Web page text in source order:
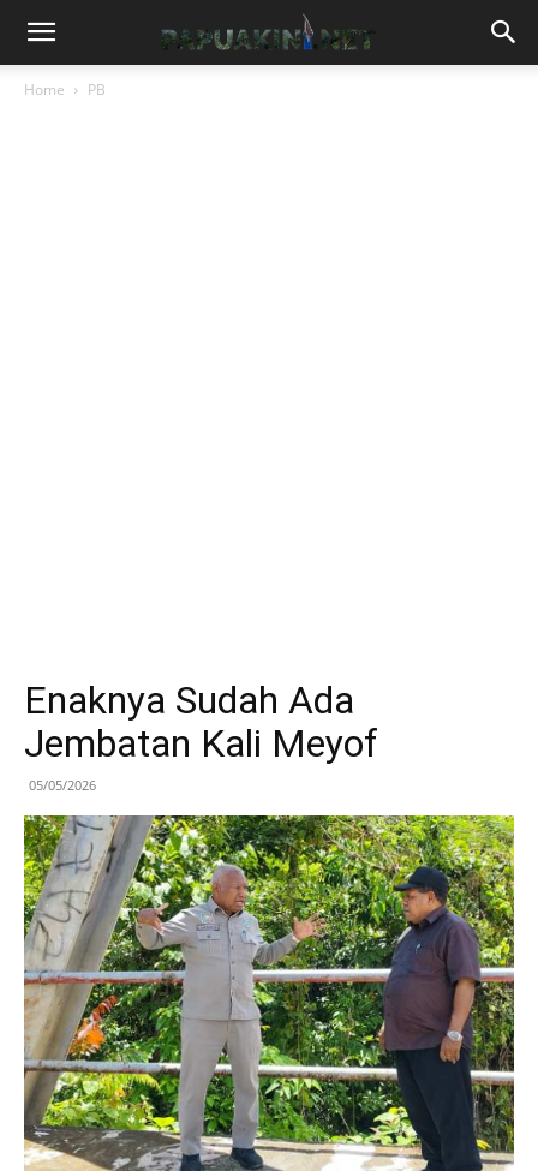
Home PB
Enaknya Sudah Ada
Jembatan Kali Meyof
05/05/2026